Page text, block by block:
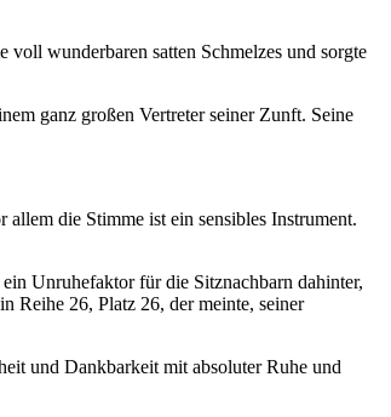
wunderbaren satten Schmelzes und sorgte
ganz großen Vertreter seiner Zunft. Seine
die Stimme ist ein sensibles Instrument.
Unruhefaktor für die Sitznachbarn dahinter,
Reihe 26, Platz 26, der meinte, seiner
und Dankbarkeit mit absoluter Ruhe und